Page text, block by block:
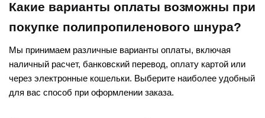
Какие варианты оплаты возможны при
покупке полипропиленового шнура?
Мы принимаем различные варианты оплаты, включая
наличный расчет, банковский перевод, оплату картой или
через электронные кошельки. Выберите наиболее удобный
для вас способ при оформлении заказа.